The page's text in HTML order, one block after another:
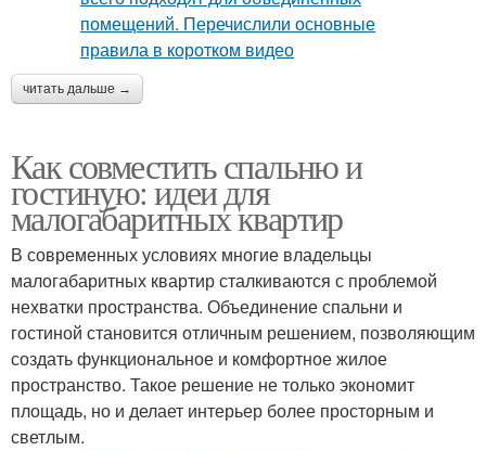
читать дальше →
Как совместить спальню и
гостиную: идеи для
малогабаритных квартир
В современных условиях многие владельцы
малогабаритных квартир сталкиваются с проблемой
нехватки пространства. Объединение спальни и
гостиной становится отличным решением, позволяющим
создать функциональное и комфортное жилое
пространство. Такое решение не только экономит
площадь, но и делает интерьер более просторным и
светлым.